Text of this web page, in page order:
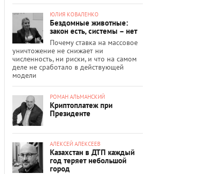
ЮЛИЯ КОВАЛЕНКО
Бездомные животные:
закон есть, системы – нет
Почему ставка на массовое
уничтожение не снижает ни
численность, ни риски, и что на самом
деле не сработало в действующей
модели
РОМАН АЛЬМАНСКИЙ
Криптоплатеж при
Президенте
АЛЕКСЕЙ АЛЕКСЕЕВ
Казахстан в ДТП каждый
год теряет небольшой
город